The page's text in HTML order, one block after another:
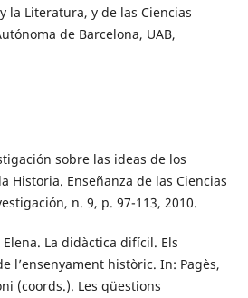
la Literatura, y de las Ciencias
de Barcelona, UAB,
sobre las ideas de los
Historia. Enseñanza de las Ciencias
n. 9, p. 97-113, 2010.
Elena. La didàctica difícil. Els
l’ensenyament històric. In: Pagès,
(coords.). Les qüestions